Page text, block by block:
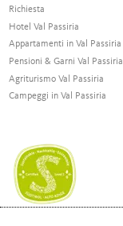
Richiesta
Hotel Val Passiria
Appartamenti in Val Passiria
Pensioni & Garni Val Passiria
Agriturismo Val Passiria
Campeggi in Val Passiria